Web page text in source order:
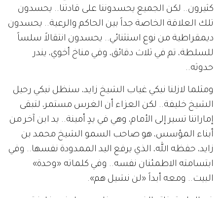
كثيرون.. لكن الجميع يحسدوننا على قادتنا.. يحسدون
تلك العلاقة الخاصة جداً بين الحاكم والرعية.. يحسدون
ديمقراطية من نوع استثنائي.. يحسدون انتقالاً سلساً
للسلطة، تم في ثلاث دقائق، وفي مناخ أخوي، يندر
حدوثه..
ومثلما لازلنا نبكي غياب الشيخ زايد، سنظل نبكي رحيل
الشيخ خليفة.. لكن العزاء أن الغرس مستمر، لتبقى
إماراتنا تسير إلى الأمام، وهي في يدٍ أمينة.. يد ابن آخر من
أبناء المؤسس، هو صاحب السمو الشيخ محمد بن
زايد، حفظه الله، الذي يرفع اليد الممدودة نفسها.. وفي
ابتسامته الاطمئنان نفسه.. وفي كلماته «وحدة»
البيت.. ومعه أبداً «لن نشيل هم».